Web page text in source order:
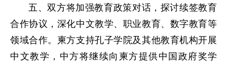
五、双方将加强教育政策对话，探讨续签教育
合作协议，深化中文教学、职业教育、数字教育等
领域合作。柬方支持孔子学院及其他教育机构开展
中文教学，中方将继续向柬方提供中国政府奖学